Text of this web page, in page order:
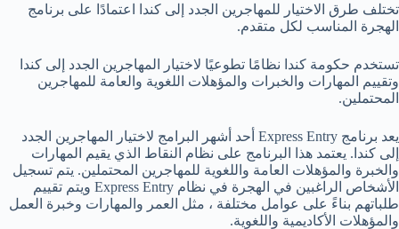
تختلف طرق الاختيار للمهاجرين الجدد إلى كندا اعتمادًا على برنامج
الهجرة المناسب لكل متقدم.
تستخدم حكومة كندا نظامًا تطوعيًا لاختيار المهاجرين الجدد إلى كندا
وتقييم المهارات والخبرات والمؤهلات اللغوية والعامة للمهاجرين
المحتملين.
يعد برنامج Express Entry أحد أشهر البرامج لاختيار المهاجرين الجدد
إلى كندا. يعتمد هذا البرنامج على نظام النقاط الذي يقيم المهارات
والخبرة والمؤهلات العامة واللغوية للمهاجرين المحتملين. يتم تسجيل
الأشخاص الراغبين في الهجرة في نظام Express Entry ويتم تقييم
طلباتهم بناءً على عوامل مختلفة ، مثل العمر والمهارات وخبرة العمل
والمؤهلات الأكاديمية واللغوية.